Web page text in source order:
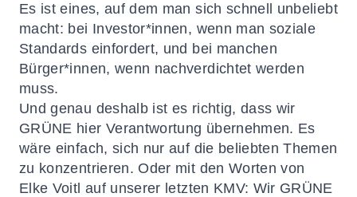
Es ist eines, auf dem man sich schnell unbeliebt
macht: bei Investor*innen, wenn man soziale
Standards einfordert, und bei manchen
Bürger*innen, wenn nachverdichtet werden
muss.
Und genau deshalb ist es richtig, dass wir
GRÜNE hier Verantwortung übernehmen. Es
wäre einfach, sich nur auf die beliebten Themen
zu konzentrieren. Oder mit den Worten von
Elke Voitl auf unserer letzten KMV: Wir GRÜNE